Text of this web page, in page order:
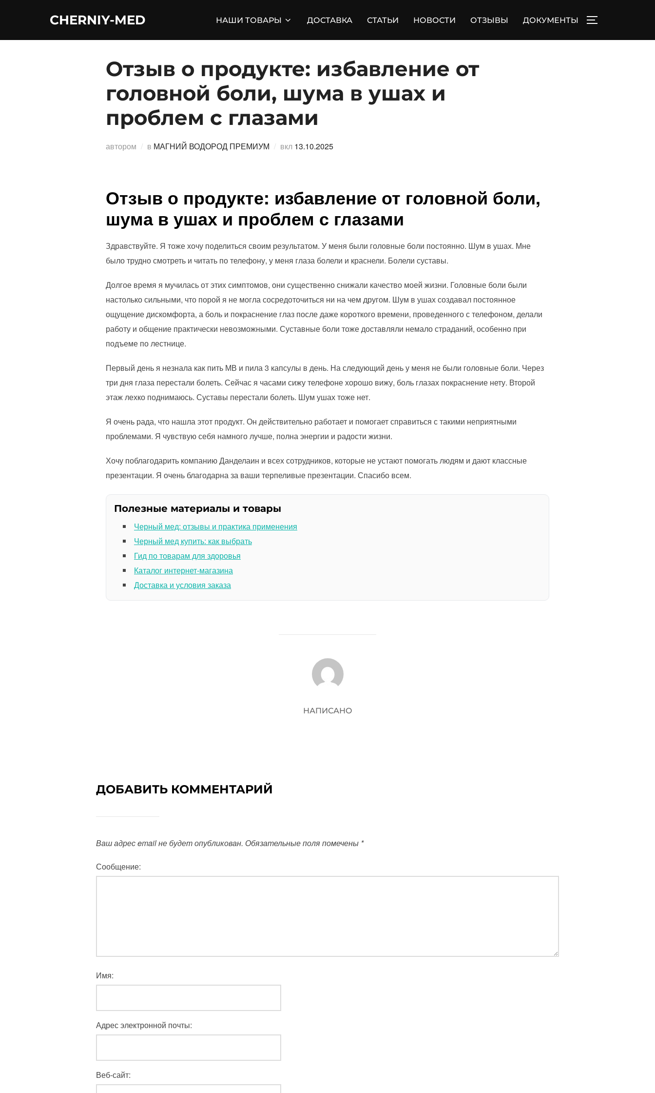
CHERNIY-MED НАШИ ТОВАРЫ ДОСТАВКА СТАТЬИ НОВОСТИ ОТЗЫВЫ ДОКУМЕНТЫ
Отзыв о продукте: избавление от
головной боли, шума в ушах и
проблем с глазами
автором в МАГНИЙ ВОДОРОД ПРЕМИУМ вкл Опубликовано
13.10.2025
Отзыв о продукте: избавление от головной боли,
шума в ушах и проблем с глазами
Здравствуйте. Я тоже хочу поделиться своим результатом. У меня были головные боли постоянно. Шум в ушах. Мне
было трудно смотреть и читать по телефону, у меня глаза болели и краснели. Болели суставы.
Долгое время я мучилась от этих симптомов, они существенно снижали качество моей жизни. Головные боли были
настолько сильными, что порой я не могла сосредоточиться ни на чем другом. Шум в ушах создавал постоянное
ощущение дискомфорта, а боль и покраснение глаз после даже короткого времени, проведенного с телефоном, делали
работу и общение практически невозможными. Суставные боли тоже доставляли немало страданий, особенно при
подъеме по лестнице.
Первый день я незнала как пить МВ и пила 3 капсулы в день. На следующий день у меня не были головные боли. Через
три дня глаза перестали болеть. Сейчас я часами сижу телефоне хорошо вижу, боль глазах покраснение нету. Второй
этаж лехко поднимаюсь. Суставы перестали болеть. Шум ушах тоже нет.
Я очень рада, что нашла этот продукт. Он действительно работает и помогает справиться с такими неприятными
проблемами. Я чувствую себя намного лучше, полна энергии и радости жизни.
Хочу поблагодарить компанию Данделаин и всех сотрудников, которые не устают помогать людям и дают классные
презентации. Я очень благодарна за ваши терпеливые презентации. Спасибо всем.
Полезные материалы и товары
Черный мед: отзывы и практика применения
Черный мед купить: как выбрать
Гид по товарам для здоровья
Каталог интернет-магазина
Доставка и условия заказа
АВТОР ЗАПИСИ
НАПИСАНО
ДОБАВИТЬ КОММЕНТАРИЙ
Ваш адрес email не будет опубликован. Обязательные поля помечены *
Сообщение:
Имя:
Адрес электронной почты:
Веб-сайт: